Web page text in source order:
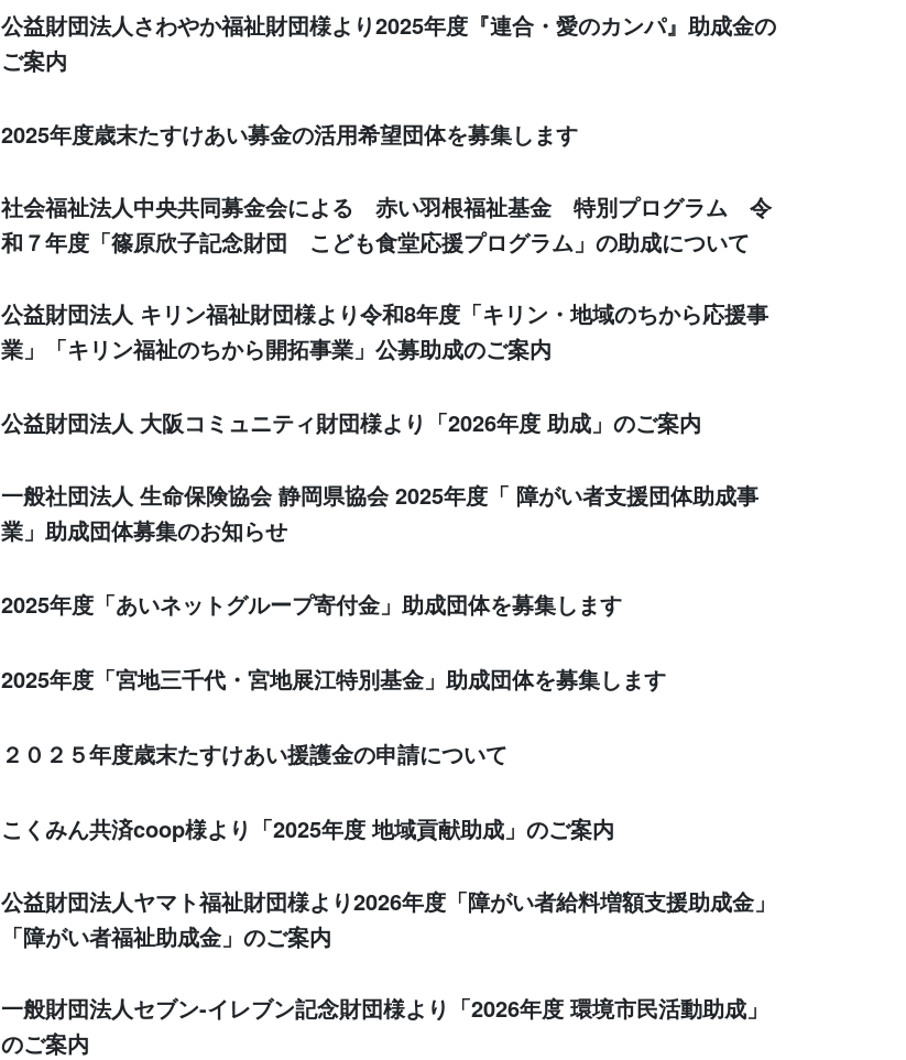
公益財団法人さわやか福祉財団様より2025年度『連合・愛のカンパ』助成金の
ご案内
2025年度歳末たすけあい募金の活用希望団体を募集します
社会福祉法人中央共同募金会による 赤い羽根福祉基金 特別プログラム 令
和７年度「篠原欣子記念財団 こども食堂応援プログラム」の助成について
公益財団法人 キリン福祉財団様より令和8年度「キリン・地域のちから応援事
業」「キリン福祉のちから開拓事業」公募助成のご案内
公益財団法人 大阪コミュニティ財団様より「2026年度 助成」のご案内
一般社団法人 生命保険協会 静岡県協会 2025年度「 障がい者支援団体助成事
業」助成団体募集のお知らせ
2025年度「あいネットグループ寄付金」助成団体を募集します
2025年度「宮地三千代・宮地展江特別基金」助成団体を募集します
２０２５年度歳末たすけあい援護金の申請について
こくみん共済coop様より「2025年度 地域貢献助成」のご案内
公益財団法人ヤマト福祉財団様より2026年度「障がい者給料増額支援助成金」
「障がい者福祉助成金」のご案内
一般財団法人セブン-イレブン記念財団様より「2026年度 環境市民活動助成」
のご案内